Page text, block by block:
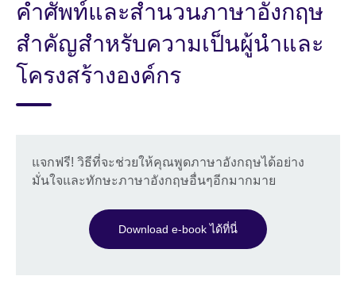
คำศัพท์และสำนวนภาษาอังกฤษ
สำคัญสำหรับความเป็นผู้นำและ
โครงสร้างองค์กร
แจกฟรี! วิธีที่จะช่วยให้คุณพูดภาษาอังกฤษได้อย่าง
มั่นใจและทักษะภาษาอังกฤษอื่นๆอีกมากมาย
Download e-book ได้ที่นี่